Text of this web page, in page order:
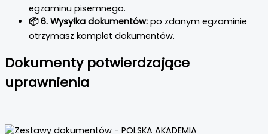
egzaminu pisemnego.
📦 6. Wysyłka dokumentów: po zdanym egzaminie
otrzymasz komplet dokumentów.
Dokumenty potwierdzające
uprawnienia